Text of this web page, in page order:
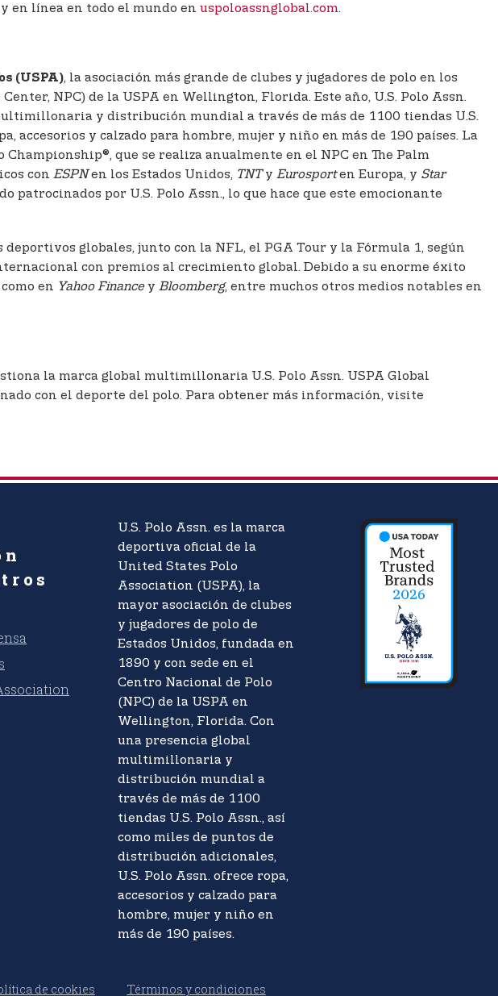
en línea en todo el mundo en uspoloassnglobal.com.
(USPA), la asociación más grande de clubes y jugadores de polo en los
NPC) de la USPA en Wellington, Florida. Este año, U.S. Polo Assn.
y distribución mundial a través de más de 1100 tiendas U.S.
accesorios y calzado para hombre, mujer y niño en más de 190 países. La
que se realiza anualmente en el NPC en The Palm
con ESPNen los Estados Unidos, TNTy Eurosporten Europa, y Star
por U.S. Polo Assn., lo que hace que este emocionante
globales, junto con la NFL, el PGA Tour y la Fórmula 1, según
con premios al crecimiento global. Debido a su enorme éxito
como en Yahoo Financey Bloomberg, entre muchos otros medios notables en
la marca global multimillonaria U.S. Polo Assn. USPA Global
con el deporte del polo. Para obtener más información, visite
U.S. Polo Assn. es la marca
deportiva oficial de la
United States Polo
Association (USPA), la
mayor asociación de clubes
y jugadores de polo de
Estados Unidos, fundada en
1890 y con sede en el
Centro Nacional de Polo
(NPC) de la USPA en
Wellington, Florida. Con
una presencia global
multimillonaria y
distribución mundial a
través de más de 1100
tiendas U.S. Polo Assn., así
como miles de puntos de
distribución adicionales,
U.S. Polo Assn. ofrece ropa,
accesorios y calzado para
hombre, mujer y niño en
más de 190 países.
de cookies Términos y condiciones